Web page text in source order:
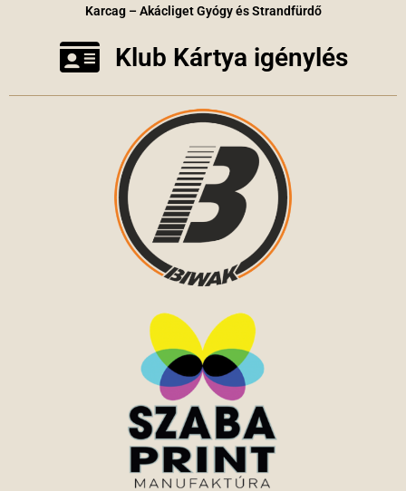
Karcag – Akácliget Gyógy és Strandfürdő
Klub Kártya igénylés